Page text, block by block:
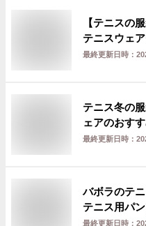
【テニスの
テニスウェ
最終更新日時：
テニス冬の
ェアのおす
最終更新日時：
バボラのテ
テニス用パ
最終更新日時：